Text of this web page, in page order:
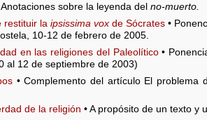
Anotaciones sobre la leyenda del no-muerto.
restituir la ipsissima voxde Sócrates •
10-12 de febrero de 2005.
en las religiones del Paleolítico•
al 12 de septiembre de 2003)
• Complemento del artículo El problema
de la religión • A propósito de un texto y